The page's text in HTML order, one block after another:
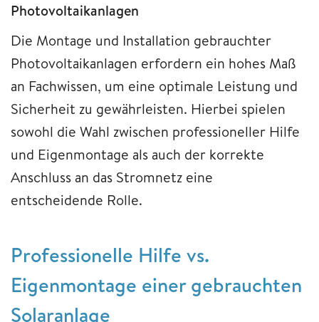
Photovoltaikanlagen
Die Montage und Installation gebrauchter
Photovoltaikanlagen erfordern ein hohes Maß
an Fachwissen, um eine optimale Leistung und
Sicherheit zu gewährleisten. Hierbei spielen
sowohl die Wahl zwischen professioneller Hilfe
und Eigenmontage als auch der korrekte
Anschluss an das Stromnetz eine
entscheidende Rolle.
Professionelle Hilfe vs.
Eigenmontage einer gebrauchten
Solaranlage